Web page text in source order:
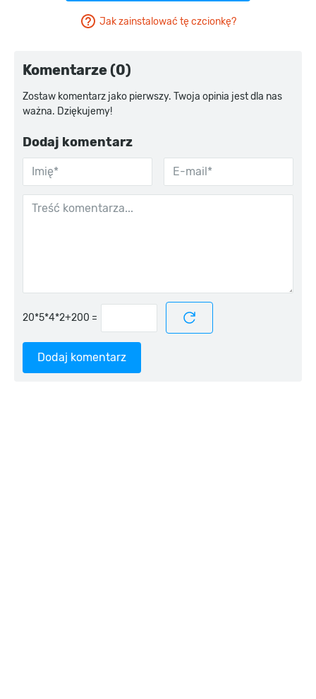
Jak zainstalować tę czcionkę?
Komentarze (0)
Zostaw komentarz jako pierwszy. Twoja opinia jest dla nas
ważna. Dziękujemy!
Dodaj komentarz
=
Dodaj komentarz